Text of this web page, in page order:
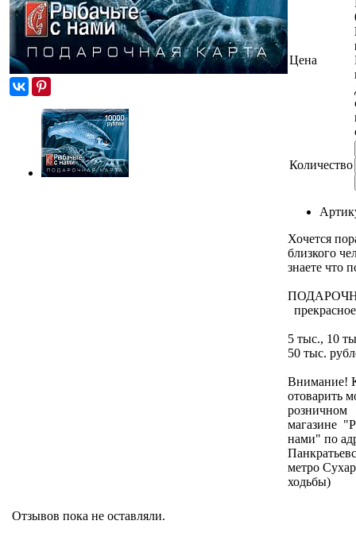
Цена
Количество
Хочется
близкого
знаете что
5 тыс., 10
50 тыс.
Внимание!
отоварить
розничном
магазине
нами" по
метро
ходьбы)
Отзывов пока не оставляли.